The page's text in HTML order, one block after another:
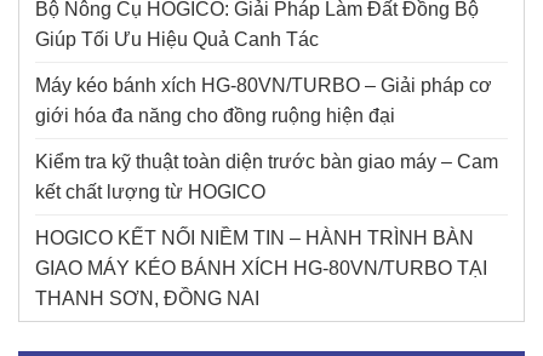
Bộ Nông Cụ HOGICO: Giải Pháp Làm Đất Đồng Bộ
Giúp Tối Ưu Hiệu Quả Canh Tác
Máy kéo bánh xích HG-80VN/TURBO – Giải pháp cơ
giới hóa đa năng cho đồng ruộng hiện đại
Kiểm tra kỹ thuật toàn diện trước bàn giao máy – Cam
kết chất lượng từ HOGICO
HOGICO KẾT NỐI NIỀM TIN – HÀNH TRÌNH BÀN
GIAO MÁY KÉO BÁNH XÍCH HG-80VN/TURBO TẠI
THANH SƠN, ĐỒNG NAI